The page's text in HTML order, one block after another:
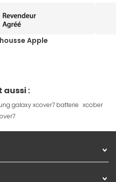
Apple
aussi :
galaxy xcover7 batterie xcober